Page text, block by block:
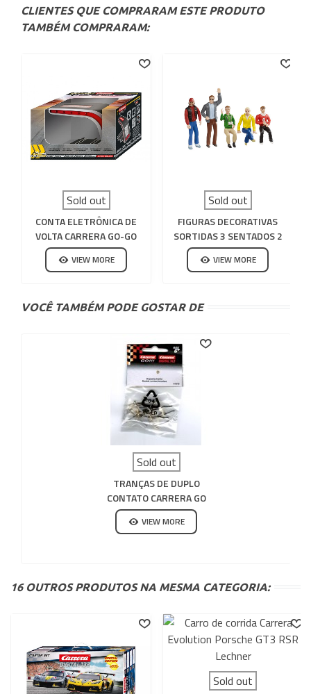
CLIENTES QUE COMPRARAM ESTE PRODUTO
TAMBÉM COMPRARAM:
Sold out
CONTA ELETRÔNICA DE
VOLTA CARRERA GO-GO
PLUS
VIEW MORE
Sold out
FIGURAS DECORATIVAS
SORTIDAS 3 SENTADOS 2
EM PÉ CARRERA 132-124
VIEW MORE
VOCÊ TAMBÉM PODE GOSTAR DE
Sold out
TRANÇAS DE DUPLO
CONTATO CARRERA GO
VIEW MORE
16 OUTROS PRODUTOS NA MESMA CATEGORIA:
Sold out